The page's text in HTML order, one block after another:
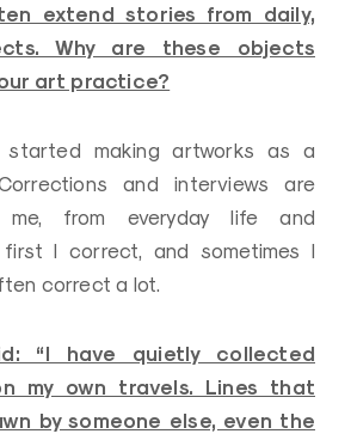
extend stories from daily,
Why are these objects
art practice?
started making artworks as a
and interviews are
from everyday life and
first I correct, and sometimes I
correct a lot.
“I have quietly collected
my own travels. Lines that
by someone else, even the